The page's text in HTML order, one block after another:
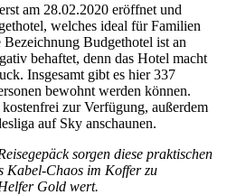
am 28.02.2020 eröffnet und
welches ideal für Familien
Budgethotel ist an
behaftet, denn das Hotel macht
Insgesamt gibt es hier 337
bewohnt werden können.
zur Verfügung, außerdem
auf Sky anschaunen.
sorgen diese praktischen
Kabel-Chaos im Koffer zu
Gold wert.